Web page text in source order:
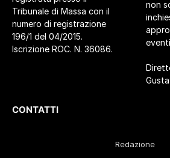
Tribunale di Massa con il
numero di registrazione
196/1 del 04/2015.
Iscrizione ROC. N. 36086.
non
CONTATTI
Redazione